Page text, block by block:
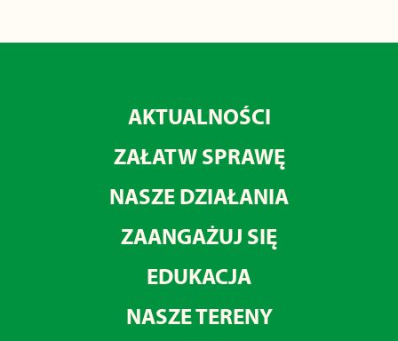
AKTUALNOŚCI
ZAŁATW SPRAWĘ
NASZE DZIAŁANIA
ZAANGAŻUJ SIĘ
EDUKACJA
NASZE TERENY